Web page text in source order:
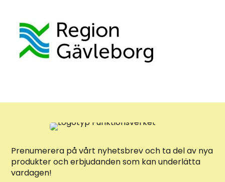
Prenumerera på vårt nyhetsbrev och ta del av nya
produkter och erbjudanden som kan underlätta
vardagen!